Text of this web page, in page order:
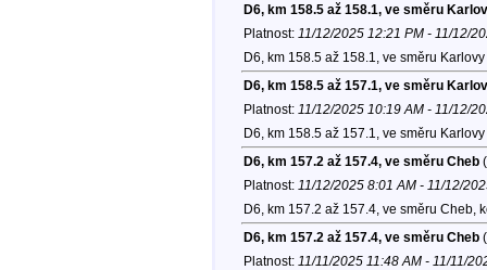
D6, km 158.5 až 158.1, ve směru
Platnost: 11/12/2025 12:21 PM - 11/12/
D6, km 158.5 až 158.1, ve směru
D6, km 158.5 až 157.1, ve směru
Platnost: 11/12/2025 10:19 AM - 11/12/
D6, km 158.5 až 157.1, ve směru
D6, km 157.2 až 157.4, ve směru Cheb
Platnost: 11/12/2025 8:01 AM - 11/12/
D6, km 157.2 až 157.4, ve směru Cheb,
D6, km 157.2 až 157.4, ve směru Cheb
Platnost: 11/11/2025 11:48 AM - 11/11/